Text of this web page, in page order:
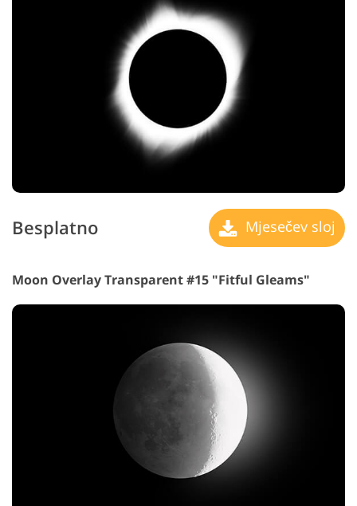
Besplatno Mjesečev sloj
Moon Overlay Transparent #15 "Fitful Gleams"